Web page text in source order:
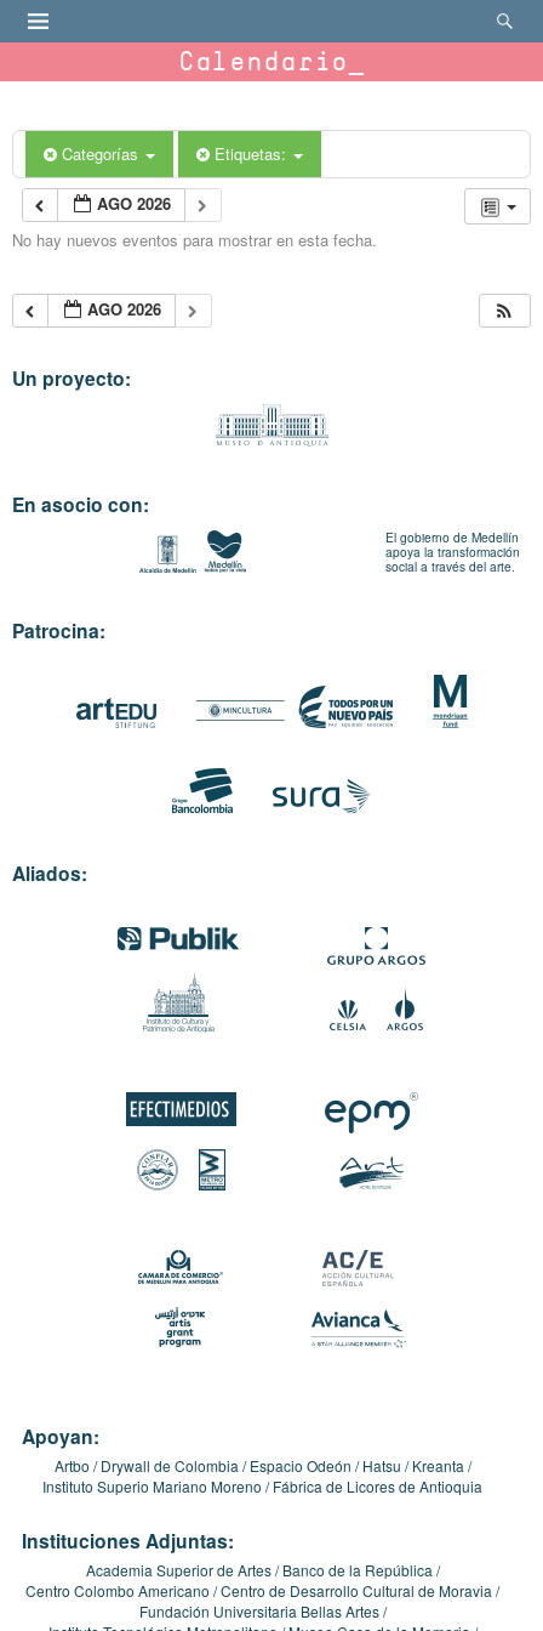
Calendario
Categorías Etiquetas:
AGO 2026
No hay nuevos eventos para mostrar en esta fecha.
AGO 2026
Un proyecto:
En asocio con:
El gobierno de Medellín
apoya la transformación
social a través del arte.
Patrocina:
Aliados:
Apoyan:
Artbo Drywall de Colombia Espacio Odeón Hatsu
Kreanta
Instituto Superio Mariano Moreno
Fábrica de Licores de Antioquia
Instituciones Adjuntas:
Academia Superior de Artes
Banco de la República
Centro Colombo Americano Centro de Desarrollo Cultural de Moravia
Fundación Universitaria Bellas Artes